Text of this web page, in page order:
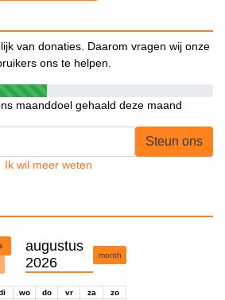
van donaties. Daarom vragen wij onze
ons te helpen.
maanddoel gehaald deze maand
Steun ons
Ik wil meer weten
augustus
2026
month
wo do vr za
zo